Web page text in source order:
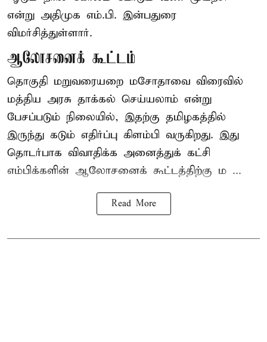
என்று அதிமுக எம்.பி. இன்பதுரை
விமர்சித்துள்ளார்.
ஆலோசனைக் கூட்டம்
தொகுதி மறுவரையறை மசோதாவை விரைவில்
மத்திய அரசு தாக்கல் செய்யலாம் என்று
பேசப்படும் நிலையில், இதற்கு தமிழகத்தில்
இருந்து கடும் எதிர்ப்பு கிளம்பி வருகிறது. இது
தொடர்பாக விவாதிக்க அனைத்துக் கட்சி
எம்பிக்களின் ஆலோசனைக் கூட்டத்திற்கு ம ...
Read More